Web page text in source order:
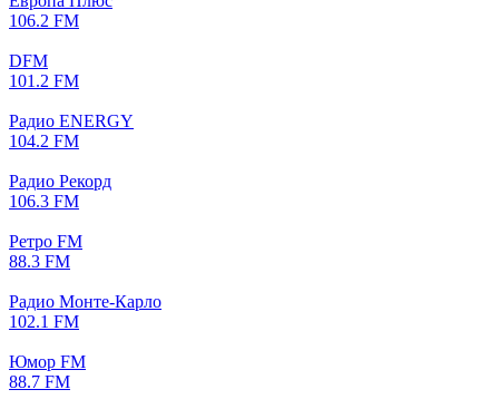
106.2 FM
DFM
101.2 FM
Радио ENERGY
104.2 FM
Радио Рекорд
106.3 FM
Ретро FM
88.3 FM
Радио Монте-Карло
102.1 FM
Юмор FM
88.7 FM